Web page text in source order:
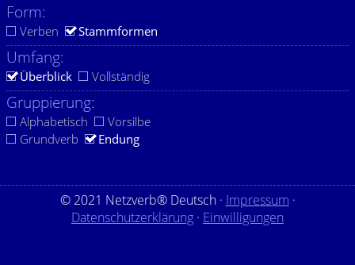
Form:
Verben Stammformen
Umfang:
Überblick Vollständig
Gruppierung:
Alphabetisch
Vorsilbe
Grundverb
Endung
© 2021 Netzverb® Deutsch · Impressum ·
Datenschutzerklärung · Einwilligungen